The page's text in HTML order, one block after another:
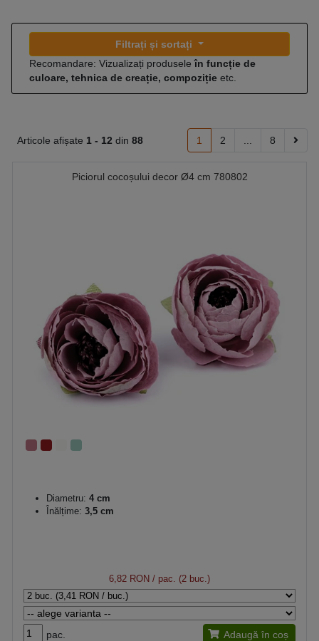
Filtrați și sortați
Recomandare: Vizualizați produseleîn funcție de
culoare, tehnica de creație, compoziție etc.
Articole afișate 1 - 12 din 88 1 2 8
Piciorul cocoșului decor Ø4 cm 780802
Diametru: 4 cm
Înălțime: 3,5 cm
6,82 RON / pac. (2 buc.)
pac. Adaugă în coș